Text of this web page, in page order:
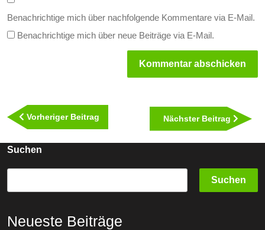
Benachrichtige mich über nachfolgende Kommentare via E-Mail.
Benachrichtige mich über neue Beiträge via E-Mail.
Vorheriger Beitrag
Beitrag
Nächster Beitrag
Suchen
Suchen
Neueste Beiträge